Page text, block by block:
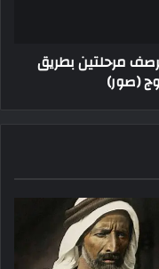
مرحلتين بطريق
(صور)